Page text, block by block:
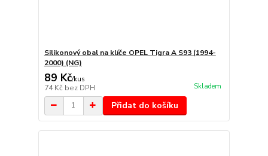
Silikonový obal na klíče OPEL Tigra A S93 (1994-
2000) (NG)
89 Kč/kus
74 Kč bez DPH Skladem
Přidat do košíku